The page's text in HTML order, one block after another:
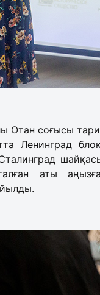
Отан соғысы
Ленинград
аты